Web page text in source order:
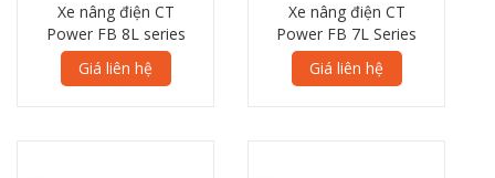
Xe nâng điện CT
Power FB 8L series
Giá liên hệ
Xe nâng điện CT
Power FB 7L Series
Giá liên hệ